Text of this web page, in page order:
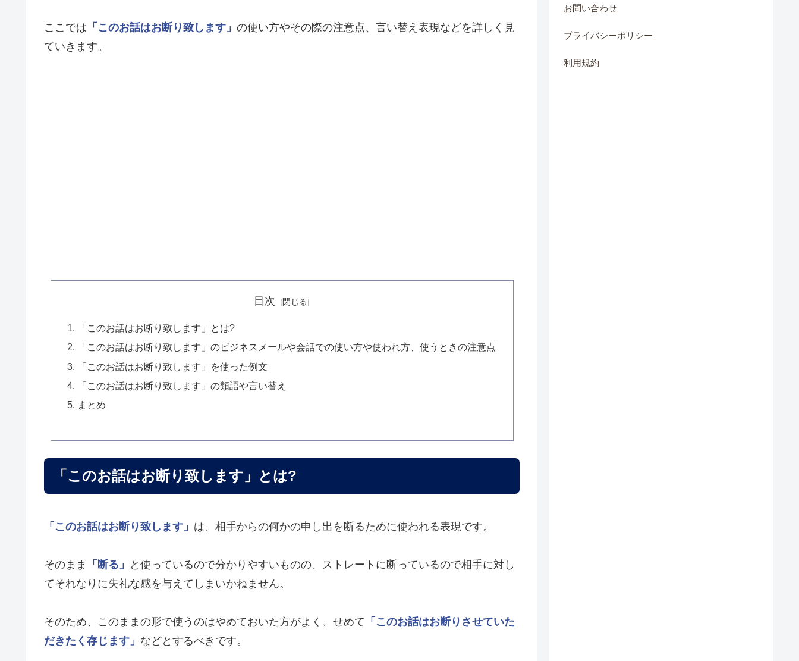
ここでは 「このお話はお断り致します」 の使い方やその際の注意点、言い替え表現などを詳しく見
ていきます。
目次
「このお話はお断り致します」とは?
「このお話はお断り致します」のビジネスメールや会話での使い方や使われ方、使うときの注意点
「このお話はお断り致します」を使った例文
「このお話はお断り致します」の類語や言い替え
まとめ
「このお話はお断り致します」とは?
「このお話はお断り致します」 は、相手からの何かの申し出を断るために使われる表現です。
そのまま 「断る」
と使っているので分かりやすいものの、ストレートに断っているので相手に対し
てそれなりに失礼な感を与えてしまいかねません。
そのため、このままの形で使うのはやめておいた方がよく、せめて 「このお話はお断りさせていた
だきたく存じます」 などとするべきです。
お問い合わせ
プライバシーポリシー
利用規約